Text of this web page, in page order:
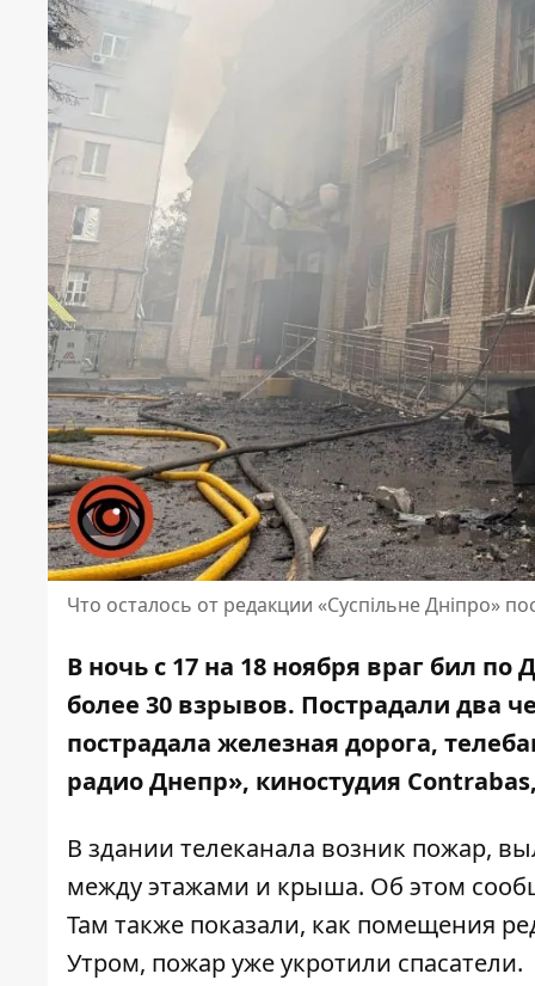
Что осталось от редакции «Суспільне Дніпро»
В ночь с 17 на 18 ноября враг бил
более 30 взрывов. Пострадали два
пострадала железная дорога,
радио Днепр», киностудия
В здании телеканала возник пожар,
между этажами и крыша. Об этом
Там также показали, как помещения
Утром, пожар уже укротили спасатели.